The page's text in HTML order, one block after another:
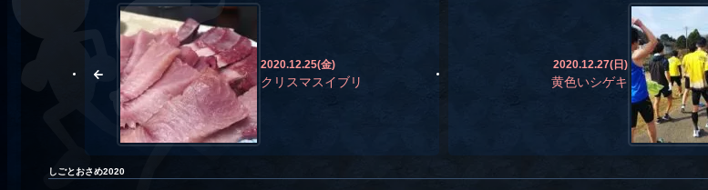
2020.12.25(金)
クリスマスイブリ
2020.12.27(日)
黄色いシゲキ
しごとおさめ2020